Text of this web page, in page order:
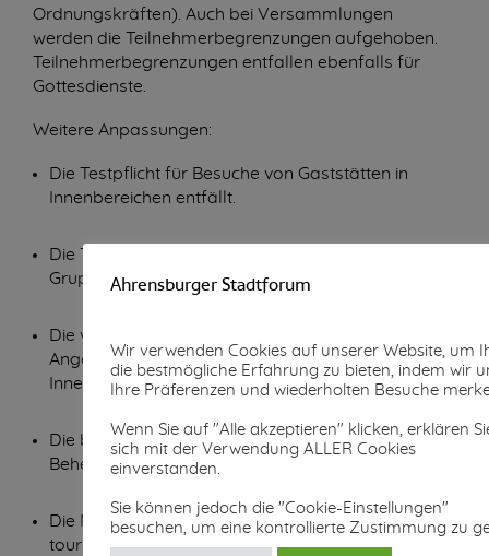
Ordnungskräften). Auch bei Versammlungen
werden die Teilnehmerbegrenzungen aufgehoben.
Teilnehmerbegrenzungen entfallen ebenfalls für
Gottesdienste.
Weitere Anpassungen:
Die Testpflicht für Besuche von Gaststätten in
Innenbereichen entfällt.
Die Testpflicht bei Veranstaltungen mit
Gruppenaktivität wird aufgehoben.
Die verbliebenen Testpflichten für Sport sowie
Angebote der Kinder und Jugendhilfe in
Innenbereichen entfallen.
Die bisherige Folgetestung bei Besuch eines
Beherbergungsbetriebes entfällt.
Die Maskenpflicht für Schiffsverkehre (ÖPNVwie
touristisch) wird in den Außenbereichen
Ahrensburger Stadtforum
Wir verwenden Cookies auf unserer Website, um
die bestmögliche Erfahrung zu bieten, indem wir
Ihre Präferenzen und wiederholten Besuche
Wenn Sie auf "Alle akzeptieren" klicken, erklären
sich mit der Verwendung ALLER Cookies
einverstanden.
Sie können jedoch die "Cookie-Einstellungen"
besuchen, um eine kontrollierte Zustimmung zu